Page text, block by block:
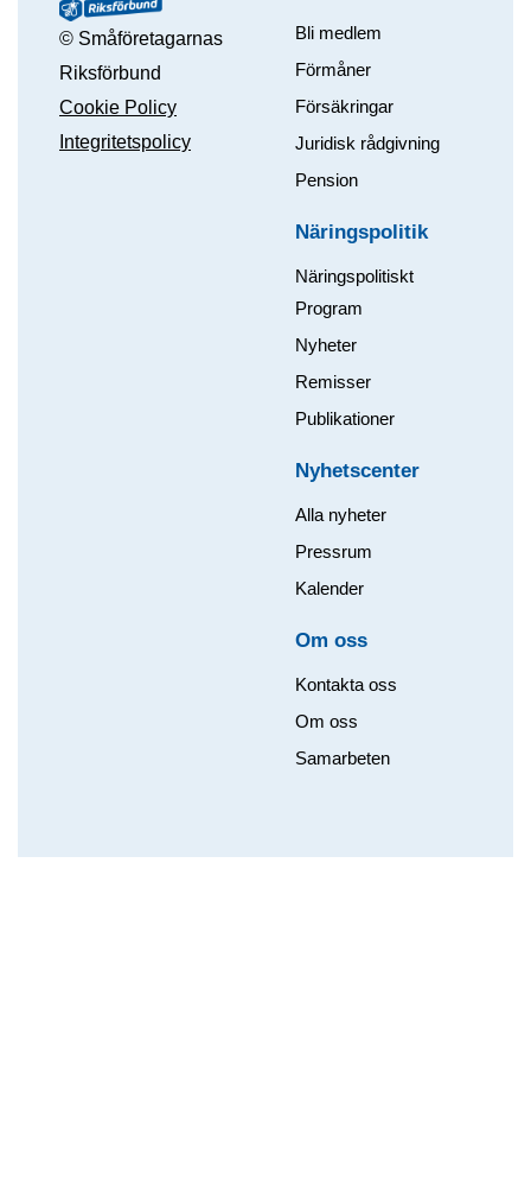
© Småföretagarnas
Riksförbund
Cookie Policy
Integritetspolicy
Bli medlem
Förmåner
Försäkringar
Juridisk rådgivning
Pension
Näringspolitik
Näringspolitiskt
Program
Nyheter
Remisser
Publikationer
Nyhetscenter
Alla nyheter
Pressrum
Kalender
Om oss​
Kontakta oss
Om oss
Samarbeten